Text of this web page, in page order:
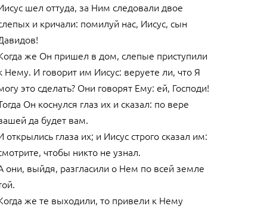
шел оттуда, за Ним следовали двое
и кричали: помилуй нас, Иисус, сын
же Он пришел в дом, слепые приступили
Нему. И говорит им Иисус: веруете ли, что Я
это сделать? Они говорят Ему: ей, Господи!
Он коснулся глаз их и сказал: по вере
да будет вам.
открылись глаза их; и Иисус строго сказал им:
чтобы никто не узнал.
они, выйдя, разгласили о Нем по всей земле
же те выходили, то привели к Нему